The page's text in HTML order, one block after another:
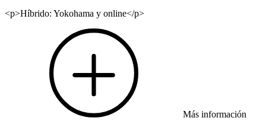
<p>Híbrido: Yokohama y online</p>
Más información